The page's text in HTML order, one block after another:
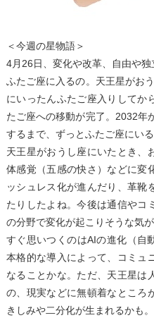
＜今週の星物語＞
4月26日、変化や改革、自由や
ふたご座に入るの。天王星がお
にいったんふたご座入りしてか
たご座への移動が完了。2032年
するまで、ずっとふたご座にいる
天王星がおうし座にいたとき、
体感覚（五感の快さ）などに変
ッシュレス化が進んだり、革靴
たりしたよね。今後は通信やコ
の分野で変化が起こりそうな気が
すぐ思いつくのはAIの進化（自
本格的な導入によって、コミュ
なることかな。ただ、天王星は
の、現実などに無頓着なところ
きしみや二分化が生まれるかも。